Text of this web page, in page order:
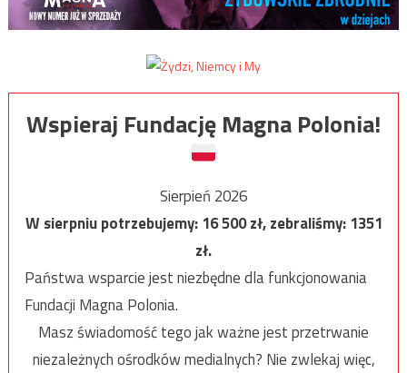
Wspieraj Fundację Magna Polonia!
Sierpień 2026
W sierpniu potrzebujemy:16 500zł, zebraliśmy:1351
zł.
Państwa wsparcie jest niezbędne dla funkcjonowania
Fundacji Magna Polonia.
Masz świadomość tego jak ważne jest przetrwanie
niezależnych ośrodków medialnych? Nie zwlekaj więc,